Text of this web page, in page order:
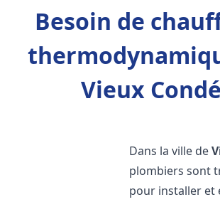
Besoin de
Vieux
Dans la ville de
plombiers sont
pour installer et